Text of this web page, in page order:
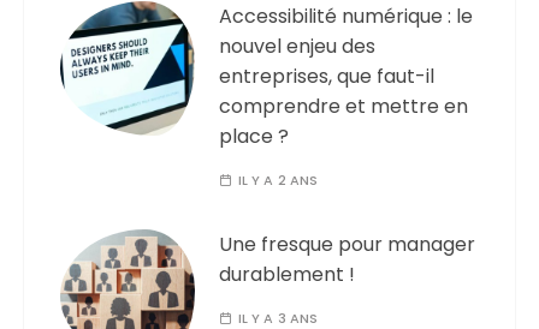
Accessibilité numérique : le
nouvel enjeu des
entreprises, que faut-il
comprendre et mettre en
place ?
IL Y A 2 ANS
Une fresque pour manager
durablement !
IL Y A 3 ANS